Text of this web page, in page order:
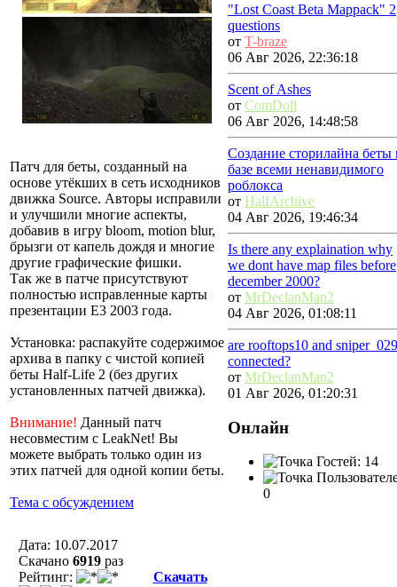
Патч для беты, созданный на
основе утёкших в сеть исходников
движка Source. Авторы исправили
и улучшили многие аспекты,
добавив в игру bloom, motion blur,
брызги от капель дождя и многие
другие графические фишки.
Так же в патче присутствуют
полностью исправленные карты
презентации E3 2003 года.
Установка: распакуйте содержимое
архива в папку с чистой копией
беты Half-Life 2 (без других
установленных патчей движка).
Внимание! Данный патч
несовместим с LeakNet! Вы
можете выбрать только один из
этих патчей для одной копии беты.
Тема с обсуждением
Дата: 10.07.2017
Скачано 6919 раз
Рейтинг:
Скачать
"Lost Coast Beta Mappack" 2
questions
от T-braze
06 Авг 2026, 22:36:18
Scent of Ashes
от ComDoll
06 Авг 2026, 14:48:58
Создание сторилайна беты
базе всеми ненавидимого
роблокса
от HalfArchive
04 Авг 2026, 19:46:34
Is there any explaination why
we dont have map files before
december 2000?
от MrDeclanMan2
04 Авг 2026, 01:08:11
are rooftops10 and sniper_029
connected?
от MrDeclanMan2
01 Авг 2026, 01:20:31
Онлайн
Гостей: 14
0